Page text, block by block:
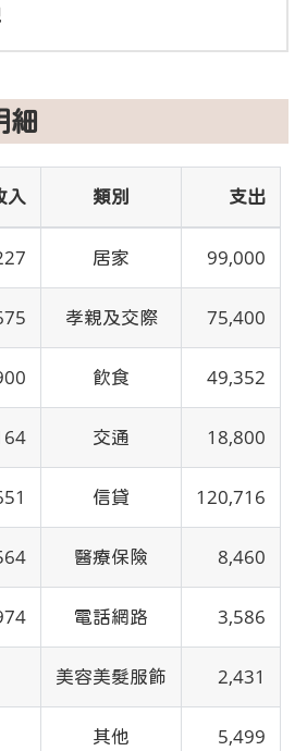
細
入 類別 支出
居家 99,000
孝親及交際 75,400
飲食 49,352
交通 18,800
信貸 120,716
醫療保險 8,460
電話網路 3,586
美容美髮服飾 2,431
其他 5,499